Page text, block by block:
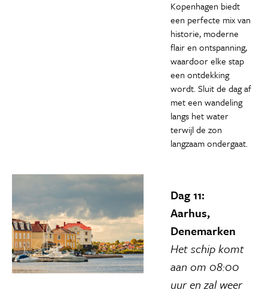
Kopenhagen biedt
een perfecte mix van
historie, moderne
flair en ontspanning,
waardoor elke stap
een ontdekking
wordt. Sluit de dag af
met een wandeling
langs het water
terwijl de zon
langzaam ondergaat.
Dag 11:
Aarhus,
Denemarken
Het schip komt
aan om 08:00
uur en zal weer